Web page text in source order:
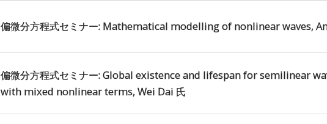
偏微分方程式セミナー: Mathematical modelling of nonlinear waves,
偏微分方程式セミナー: Global existence and lifespan for semilinear
with mixed nonlinear terms, Wei Dai 氏